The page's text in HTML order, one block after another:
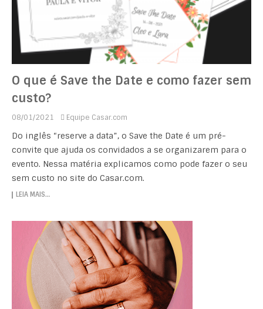
O que é Save the Date e como fazer sem
custo?
08/01/2021 Equipe Casar.com
Do inglês “reserve a data”, o Save the Date é um pré-
convite que ajuda os convidados a se organizarem para o
evento. Nessa matéria explicamos como pode fazer o seu
sem custo no site do Casar.com.
LEIA MAIS…